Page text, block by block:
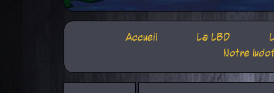
Accueil La LBD
Notre